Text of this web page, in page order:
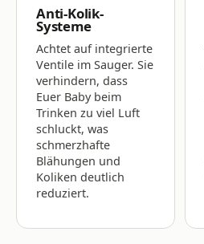
Anti-Kolik-
Systeme
Achtet auf integrierte
Ventile im Sauger. Sie
verhindern, dass
Euer Baby beim
Trinken zu viel Luft
schluckt, was
schmerzhafte
Blähungen und
Koliken deutlich
reduziert.